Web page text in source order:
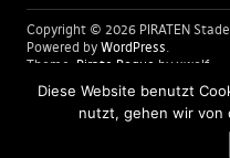
Copyright © 2026 PIRATEN Stade
Powered by WordPress
Theme: Pirate Rogue by xwolf
Diese Website benutzt
nutzt, gehen wir von